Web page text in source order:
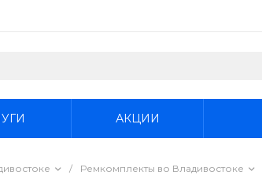
АКЦИИ
/ Ремкомплекты во Владивостоке